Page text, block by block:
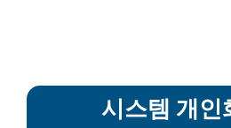
시스템 개인